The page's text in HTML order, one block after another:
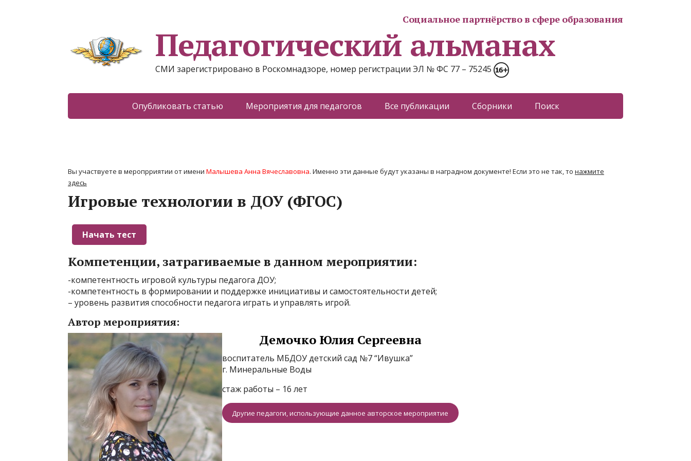
Социальное партнёрство в сфере образования
Педагогический альманах
СМИ зарегистрировано в Роскомнадзоре, номер регистрации ЭЛ № ФС 77 – 75245
Опубликовать статью Мероприятия для педагогов Все публикации Сборники Поиск
Вы участвуете в меропрриятии от имени Малышева Анна Вячеславовна. Именно эти данные будут указаны в наградном документе! Если это не так, то нажмите
здесь
Игровые технологии в ДОУ (ФГОС)
Компетенции, затрагиваемые в данном мероприятии:
-компетентность игровой культуры педагога ДОУ;
-компетентность в формировании и поддержке инициативы и самостоятельности детей;
– уровень развития способности педагога играть и управлять игрой.
Автор мероприятия:
Демочко Юлия Сергеевна
воспитатель МБДОУ детский сад №7 “Ивушка”
г. Минеральные Воды
стаж работы – 16 лет
Другие педагоги, использующие данное авторское мероприятие